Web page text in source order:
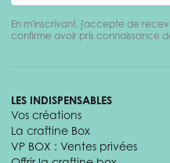
En m'inscrivant, j'accepte de
confirme avoir pris connaissance
LES INDISPENSABLES
Vos créations
La craftine Box
VP BOX : Ventes privées